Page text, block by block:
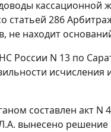
статьей 286
не находит
России N 13 по
исчисления
составлен акт
вынесено